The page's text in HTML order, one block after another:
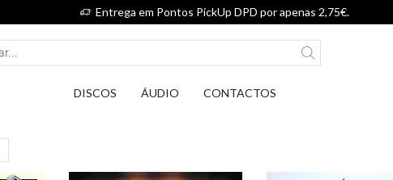
Entrega em Pontos PickUp DPD por apenas 2,75€.
DISCOS ÁUDIO CONTACTOS